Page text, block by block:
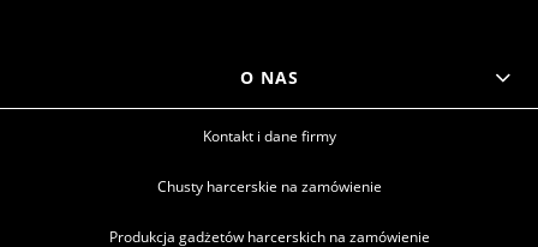
O NAS
Kontakt i dane firmy
Chusty harcerskie na zamówienie
Produkcja gadżetów harcerskich na zamówienie